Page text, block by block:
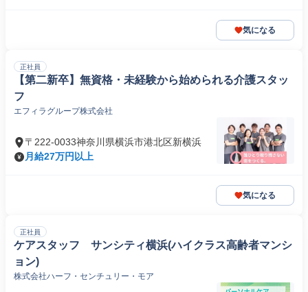
気になる
正社員
【第二新卒】無資格・未経験から始められる介護スタッ
フ
エフィラグループ株式会社
〒222-0033神奈川県横浜市港北区新横浜
月給27万円以上
気になる
正社員
ケアスタッフ サンシティ横浜(ハイクラス高齢者マンシ
ョン)
株式会社ハーフ・センチュリー・モア